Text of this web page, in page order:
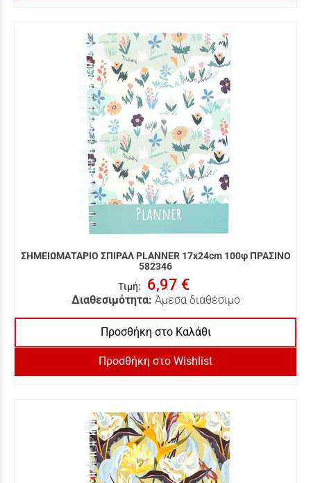
ΣΗΜΕΙΩΜΑΤΑΡΙΟ ΣΠΙΡΑΛ PLANNER 17x24cm 100φ ΠΡΑΣΙΝΟ
582346
Τιμή: 6,97 €
Διαθεσιμότητα: Άμεσα διαθέσιμο
Προσθήκη στο Καλάθι
Προσθήκη στο Wishlist